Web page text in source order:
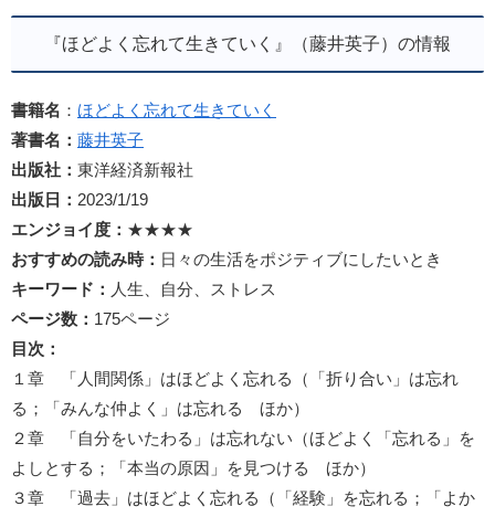
『ほどよく忘れて生きていく』（藤井英子）の情報
書籍名 ： ほどよく忘れて生きていく
著書名： 藤井英子
出版社： 東洋経済新報社
出版日： 2023/1/19
エンジョイ度： ★★★★
おすすめの読み時： 日々の生活をポジティブにしたいとき
キーワード： 人生、自分、ストレス
ページ数： 175ページ
目次：
１章 「人間関係」はほどよく忘れる（「折り合い」は忘れ
る；「みんな仲よく」は忘れる ほか）
２章 「自分をいたわる」は忘れない（ほどよく「忘れる」を
よしとする；「本当の原因」を見つける ほか）
３章 「過去」はほどよく忘れる（「経験」を忘れる；「よか